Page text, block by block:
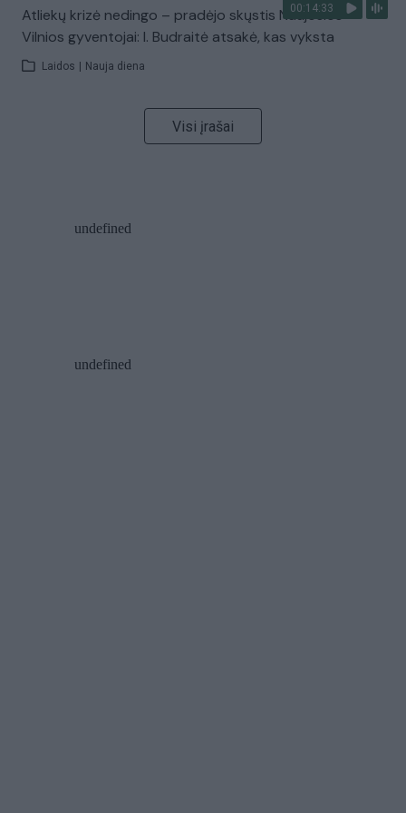
00:14:33
Atliekų krizė nedingo – pradėjo skųstis Naujosios
Vilnios gyventojai: I. Budraitė atsakė, kas vyksta
Laidos Nauja diena
Visi įrašai